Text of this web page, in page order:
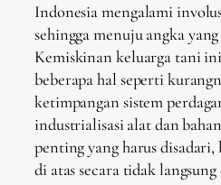
Indonesia mengalami
sehingga menuju angka
Kemiskinan keluarga tani
beberapa hal seperti
ketimpangan sistem
industrialisasi alat dan
penting yang harus disadari,
di atas secara tidak